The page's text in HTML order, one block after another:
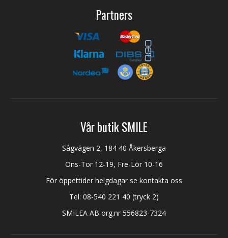
Partners
Vår butik SMILE
Sågvägen 2, 184 40 Åkersberga
Ons-Tor 12-19, Fre-Lör 10-16
För öppettider helgdagar se kontakta oss
Tel: 08-540 221 40 (tryck 2)
SMILEA AB org.nr 556823-7324